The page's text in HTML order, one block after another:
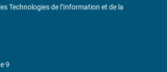
Technologies de l’Information et de la
9